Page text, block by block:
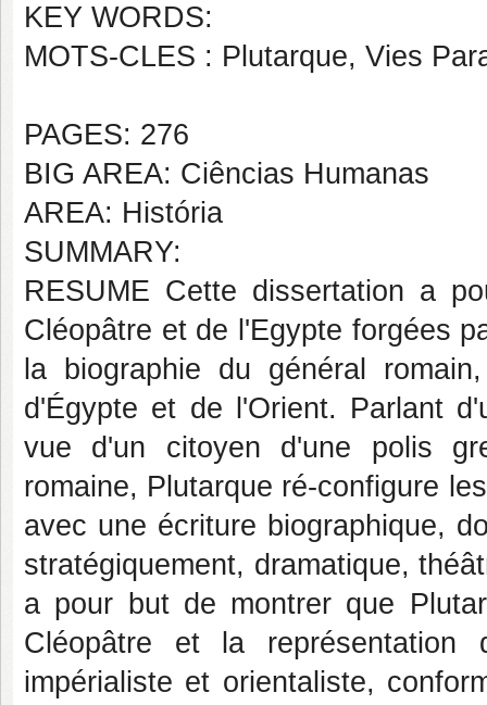
KEY WORDS:
MOTS-CLES : Plutarque, Vies
PAGES: 276
BIG AREA: Ciências Humanas
AREA: História
SUMMARY:
RESUME Cette dissertation a
Cléopâtre et de l'Egypte forgées
la biographie du général
d'Égypte et de l'Orient. Parlant
vue d'un citoyen d'une polis
romaine, Plutarque ré-configure
avec une écriture biographique,
stratégiquement, dramatique,
a pour but de montrer que
Cléopâtre et la
impérialiste et orientaliste,